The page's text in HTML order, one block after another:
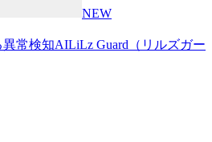
NEW
異常検知AILiLz Guard（リルズガー